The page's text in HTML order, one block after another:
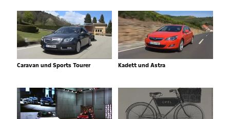
Caravan und Sports Tourer Kadett und Astra